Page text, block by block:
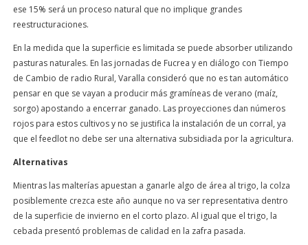
ese 15% será un proceso natural que no implique grandes
reestructuraciones.
En la medida que la superficie es limitada se puede absorber utilizando
pasturas naturales. En las jornadas de Fucrea y en diálogo con Tiempo
de Cambio de radio Rural, Varalla consideró que no es tan automático
pensar en que se vayan a producir más gramíneas de verano (maíz,
sorgo) apostando a encerrar ganado. Las proyecciones dan números
rojos para estos cultivos y no se justifica la instalación de un corral, ya
que el feedlot no debe ser una alternativa subsidiada por la agricultura.
Alternativas
Mientras las malterías apuestan a ganarle algo de área al trigo, la colza
posiblemente crezca este año aunque no va ser representativa dentro
de la superficie de invierno en el corto plazo. Al igual que el trigo, la
cebada presentó problemas de calidad en la zafra pasada.